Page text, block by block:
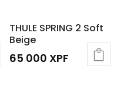
THULE SPRING 2 Soft
Beige
65 000 XPF